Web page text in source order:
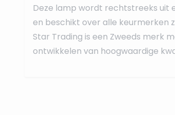
Deze lamp wordt rechtstreeks uit
en beschikt over alle keurmerken
Star Trading is een Zweeds merk
ontwikkelen van hoogwaardige